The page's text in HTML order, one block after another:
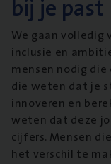
We gaan volledig
inclusie en
mensen nodig
die weten dat je
innoveren en
weten dat deze
cijfers. Mensen
het verschil te